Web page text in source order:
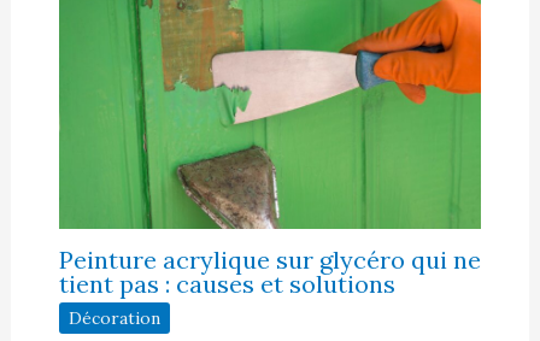
Peinture acrylique sur glycéro qui ne
tient pas : causes et solutions
Décoration